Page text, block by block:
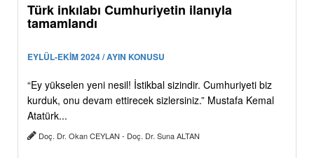
Türk inkılabı Cumhuriyetin ilanıyla
tamamlandı
EYLÜL-EKİM 2024 / AYIN KONUSU
“Ey yükselen yeni nesil! İstikbal sizindir. Cumhuriyeti biz
kurduk, onu devam ettirecek sizlersiniz.” Mustafa Kemal
Atatürk...
Doç. Dr. Okan CEYLAN - Doç. Dr. Suna ALTAN